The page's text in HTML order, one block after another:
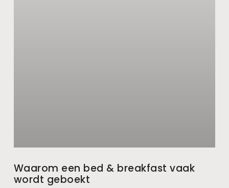
Waarom een bed & breakfast vaak
wordt geboekt